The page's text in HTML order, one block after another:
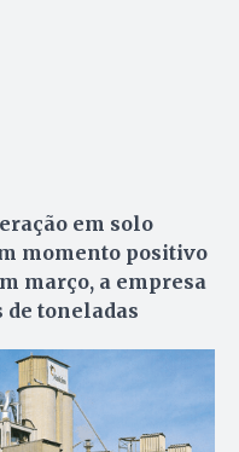
em solo
momento positivo
março, a empresa
de toneladas